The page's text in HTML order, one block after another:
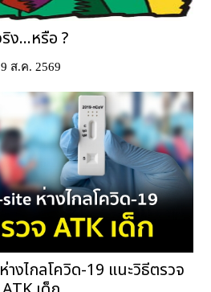
ง...หรือ ?
9 ส.ค. 2569
งไกลโควิด-19 แนะวิธีตรวจ